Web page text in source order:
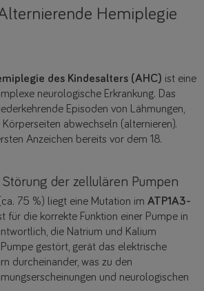
Hemiplegie
des Kindesalters (AHC) ist eine
neurologische Erkrankung. Das
Episoden von Lähmungen,
abwechseln (alternieren).
Anzeichen bereits vor dem 18.
Störung der zellulären Pumpen
75 %) liegt eine Mutation im ATP1A3-
für die korrekte Funktion einer Pumpe in
die Natrium und Kalium
gestört, gerät das elektrische
durcheinander, was zu den
und neurologischen